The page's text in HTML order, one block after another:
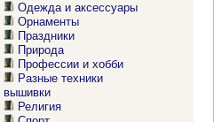
Одежда и аксессуары
Орнаменты
Праздники
Природа
Профессии и хобби
Разные техники
вышивки
Религия